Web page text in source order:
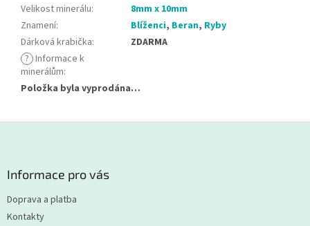
Velikost minerálu:
8mm x 10mm
Znamení: Blíženci, Beran, Ryby
Dárková krabička:
ZDARMA
? Informace k
minerálům:
Položka byla vyprodána…
Informace pro vás
Doprava a platba
Kontakty